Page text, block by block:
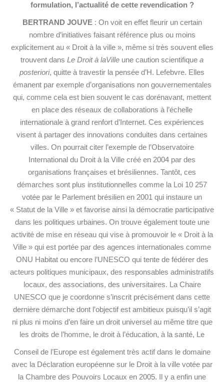
formulation, l’actualité de cette revendication ?
BERTRAND JOUVE: On voit en effet fleurir un certain
nombre d’initiatives faisant référence plus ou moins
explicitement au « Droit à la ville », même si très souvent elles
trouvent dans Le Droit à laVille une caution scientifique a
posteriori, quitte à travestir la pensée d’H. Lefebvre. Elles
émanent par exemple d’organisations non gouvernementales
qui, comme cela est bien souvent le cas dorénavant, mettent
en place des réseaux de collaborations à l’échelle
internationale à grand renfort d’Internet. Ces expériences
visent à partager des innovations conduites dans certaines
villes. On pourrait citer l’exemple de l’Observatoire
International du Droit à la Ville créé en 2004 par des
organisations françaises et brésiliennes. Tantôt, ces
démarches sont plus institutionnelles comme la Loi 10 257
votée par le Parlement brésilien en 2001 qui instaure un
« Statut de la Ville » et favorise ainsi la démocratie participative
dans les politiques urbaines. On trouve également toute une
activité de mise en réseau qui vise à promouvoir le « Droit à la
Ville » qui est portée par des agences internationales comme
ONU Habitat ou encore l’UNESCO qui tente de fédérer des
acteurs politiques municipaux, des responsables administratifs
locaux, des associations, des universitaires. La Chaire
UNESCO que je coordonne s’inscrit précisément dans cette
dernière démarche dont l’objectif est ambitieux puisqu’il s’agit
ni plus ni moins d’en faire un droit universel au même titre que
les droits de l’homme, le droit à l’éducation, à la santé, Le
Conseil de l’Europe est également très actif dans le domaine
avec la Déclaration européenne sur le Droit à la ville votée par
la Chambre des Pouvoirs Locaux en 2005. Il y a enfin une